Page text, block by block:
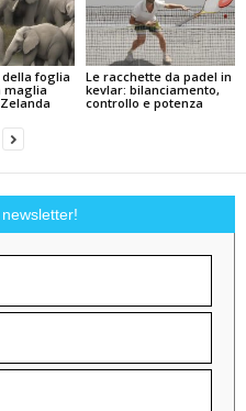
foglia
maglia
Le racchette da padel in
kevlar: bilanciamento,
controllo e potenza